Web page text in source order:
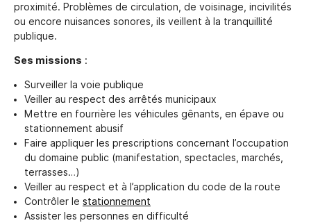
proximité. Problèmes de circulation, de voisinage, incivilités
ou encore nuisances sonores, ils veillent à la tranquillité
publique.
Ses missions :
Surveiller la voie publique
Veiller au respect des arrêtés municipaux
Mettre en fourrière les véhicules gênants, en épave ou
stationnement abusif
Faire appliquer les prescriptions concernant l’occupation
du domaine public (manifestation, spectacles, marchés,
terrasses…)
Veiller au respect et à l’application du code de la route
Contrôler le stationnement
Assister les personnes en difficulté